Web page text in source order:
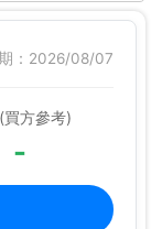
：2026/08/07
買方參考)
-